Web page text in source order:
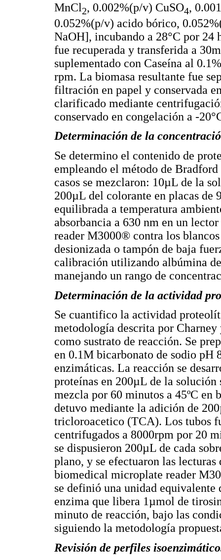
MnCl2, 0.002%(p/v) CuSO4,
0.052%(p/v) acido bórico,
NaOH], incubando a 28°C por 24
fue recuperada y transferida a
suplementado con Caseína al
rpm. La biomasa resultante fue
filtración en papel y conservada
clarificado mediante
conservado en congelación a -
Determinación de la
Se determino el contenido de
empleando el método de
casos se mezclaron: 10µL de la
200µL del colorante en placas de
equilibrada a temperatura
absorbancia a 630 nm en un
reader M3000® contra los
desionizada o tampón de baja
calibración utilizando albúmina
manejando un rango de
Determinación de la actividad
Se cuantifico la actividad
metodología descrita por
como sustrato de reacción. Se
en 0.1M bicarbonato de sodio pH
enzimáticas. La reacción se
proteínas en 200µL de la
mezcla por 60 minutos a 45ºC en
detuvo mediante la adición de
tricloroacetico (TCA). Los tubos
centrifugados a 8000rpm por 20
se dispusieron 200µL de cada
plano, y se efectuaron las
biomedical microplate reader
se definió una unidad
enzima que libera 1µmol de
minuto de reacción, bajo las
siguiendo la metodología
Revisión de perfiles